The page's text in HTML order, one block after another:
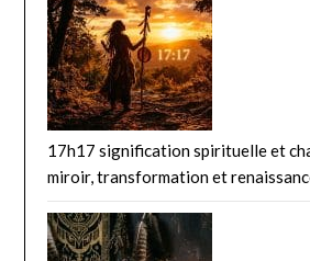
17h17 signification spirituelle et
miroir, transformation et